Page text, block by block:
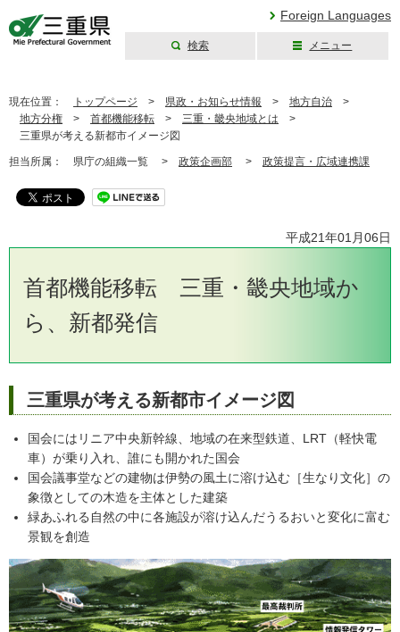
Foreign Languages
検索 メニュー
現在位置： トップページ > 県政・お知らせ情報 > 地方自治 >
地方分権 > 首都機能移転 > 三重・畿央地域とは >
三重県が考える新都市イメージ図
担当所属： 県庁の組織一覧 > 政策企画部 > 政策提言・広域連携課
平成21年01月06日
首都機能移転 三重・畿央地域か
ら、新都発信
三重県が考える新都市イメージ図
国会にはリニア中央新幹線、地域の在来型鉄道、LRT（軽快電
車）が乗り入れ、誰にも開かれた国会
国会議事堂などの建物は伊勢の風土に溶け込む［生なり文化］の
象徴としての木造を主体とした建築
緑あふれる自然の中に各施設が溶け込んだうるおいと変化に富む
景観を創造